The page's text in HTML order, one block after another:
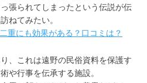
張られてしまったという伝説が伝
ねてみたい。
重にも効果がある？口コミは？
、これは遠野の民俗資料を保護す
や行事を伝承する施設。